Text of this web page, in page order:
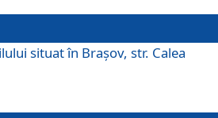
situat în Brașov, str. Calea